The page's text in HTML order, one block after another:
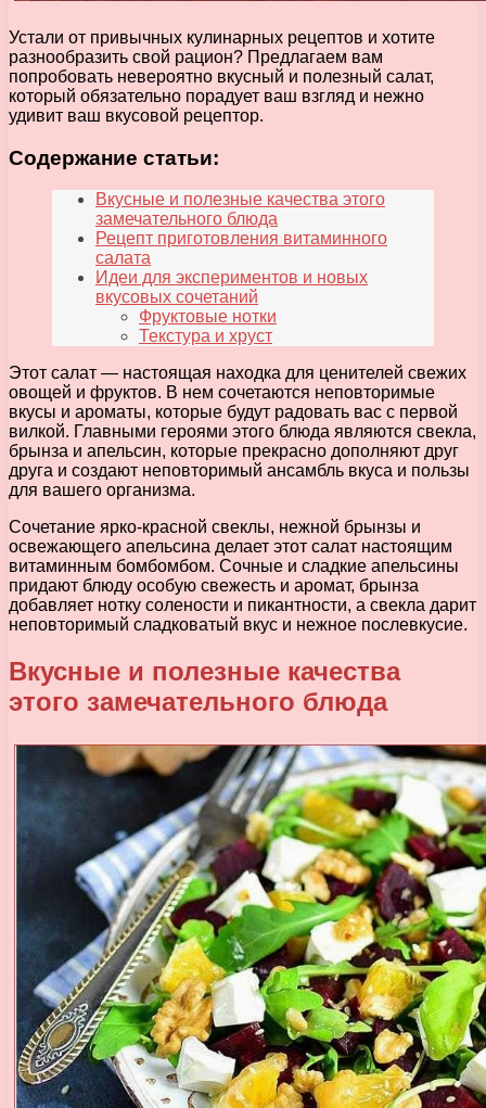
Устали от привычных кулинарных рецептов и хотите
разнообразить свой рацион? Предлагаем вам
попробовать невероятно вкусный и полезный салат,
который обязательно порадует ваш взгляд и нежно
удивит ваш вкусовой рецептор.
Содержание статьи:
Вкусные и полезные качества этого
замечательного блюда
Рецепт приготовления витаминного
салата
Идеи для экспериментов и новых
вкусовых сочетаний
Фруктовые нотки
Текстура и хруст
Этот салат — настоящая находка для ценителей свежих
овощей и фруктов. В нем сочетаются неповторимые
вкусы и ароматы, которые будут радовать вас с первой
вилкой. Главными героями этого блюда являются свекла,
брынза и апельсин, которые прекрасно дополняют друг
друга и создают неповторимый ансамбль вкуса и пользы
для вашего организма.
Сочетание ярко-красной свеклы, нежной брынзы и
освежающего апельсина делает этот салат настоящим
витаминным бомбомбом. Сочные и сладкие апельсины
придают блюду особую свежесть и аромат, брынза
добавляет нотку солености и пикантности, а свекла дарит
неповторимый сладковатый вкус и нежное послевкусие.
Вкусные и полезные качества
этого замечательного блюда